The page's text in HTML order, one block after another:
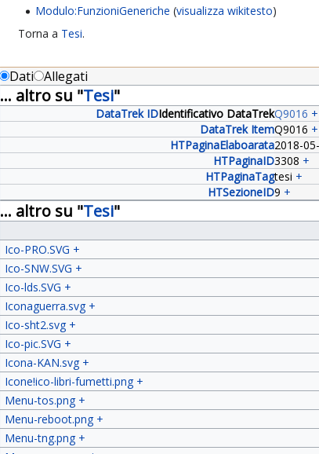
Modulo:FunzioniGeneriche (visualizza wikitesto)
Torna a Tesi.
Dati Allegati
... altro su "Tesi"
DataTrek IDIdentificativo DataTrekQ9016 +
DataTrek ItemQ9016 +
HTPaginaElaboarata2018-
HTPaginaID3308 +
HTPaginaTagtesi +
HTSezioneID9 +
... altro su "Tesi"
Ico-PRO.SVG +
Ico-SNW.SVG +
Ico-lds.SVG +
Iconaguerra.svg +
Ico-sht2.svg +
Ico-pic.SVG +
Icona-KAN.svg +
Icone!ico-libri-fumetti.png +
Menu-tos.png +
Menu-reboot.png +
Menu-tng.png +